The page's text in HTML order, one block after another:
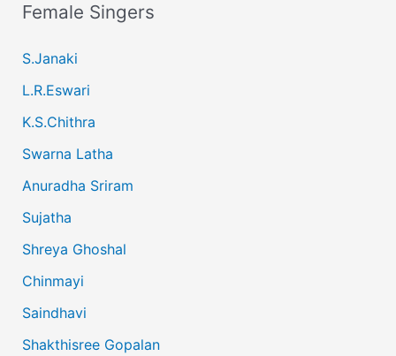
Female Singers
S.Janaki
L.R.Eswari
K.S.Chithra
Swarna Latha
Anuradha Sriram
Sujatha
Shreya Ghoshal
Chinmayi
Saindhavi
Shakthisree Gopalan